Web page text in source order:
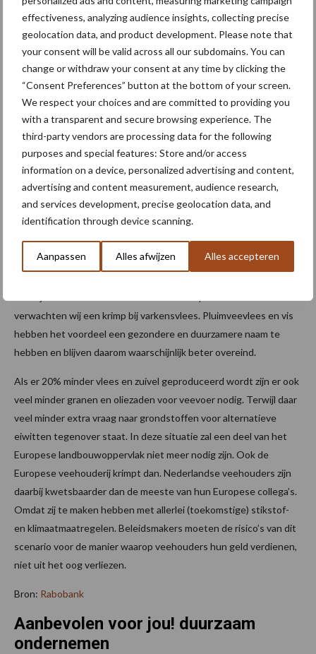
effectiveness, analyzing audience insights, collecting precise
geolocation data, and product development. Please note that
your consent will be valid across all our subdomains. You can
change or withdraw your consent at any time by clicking the
“Consent Preferences” button at the bottom of your screen.
We respect your choices and are committed to providing you
with a transparent and secure browsing experience. The
third-party vendors are processing data for the following
purposes and special features: Store and/or access
information on a device, personalized advertising and content,
advertising and content measurement, audience research,
and services development, precise geolocation data, and
identification through device scanning.
Aanpassen Alles afwijzen Alles accepteren
we voorbeelden zoals Weidemelk en het ´On the way to
PlanetProof’ keurmerk. Daarnaast is er het Beter Leven keurmerk
met 1, 2 of 3 sterren.
Onderzoek van de ‘25% mogelijkheid’
We verwachten niet dat vlees- en zuivelvervangers in 2035 25%
van de vraag naar eiwitten waarmaakt. Toch hebben we deze
mogelijkheid wel doorgerekend om te zien wat de gevolgen
kunnen zijn voor onder andere de veehouderij. Om op 25% te
komen moeten eiwitvervangers goedkoper worden en is actie
van de overheid nodig. Dan zal de verkoop van dierlijke eiwitten in
Europa krimpen met zo’n 20%. Voor zuivel betekent dit vooral dat
er veel meer kaasvervangers gegeten worden in plaats van
gewone kaas. Bijvoorbeeld doordat grote fastfoodketens fors
verwachten wij een krimp bij varkensvlees. Pluimveevlees en vis
hebben het voordeel een gezondere en duurzamere naam te
hebben en blijven daarom waarschijnlijk beter overeind.
Als er 20% minder vlees en zuivel geproduceerd wordt zijn er ook
veel minder granen en oliezaden voor veevoer nodig. Terwijl daar
veel minder extra vraag naar grondstoffen voor alternatieve
eiwitten tegenover staat. In deze situatie zal een deel van het
Europese landbouwoppervlak niet meer nodig zijn. Ook de
Europese veehouderij krimpt dan. Nederlandse veehouders zijn
daarbij kwetsbaarder dan de meeste van hun Europese collega’s.
Omdat zij te maken hebben met allerlei (toekomstige) stikstof-
en klimaatmaatregelen. Beleidsmakers moeten de risico’s van dit
scenario voor de manier waarop veehouders hun geld verdienen,
niet uit het oog verliezen.
Bron: Rabobank
Aanbevolen voor jou! duurzaam
ondernemen